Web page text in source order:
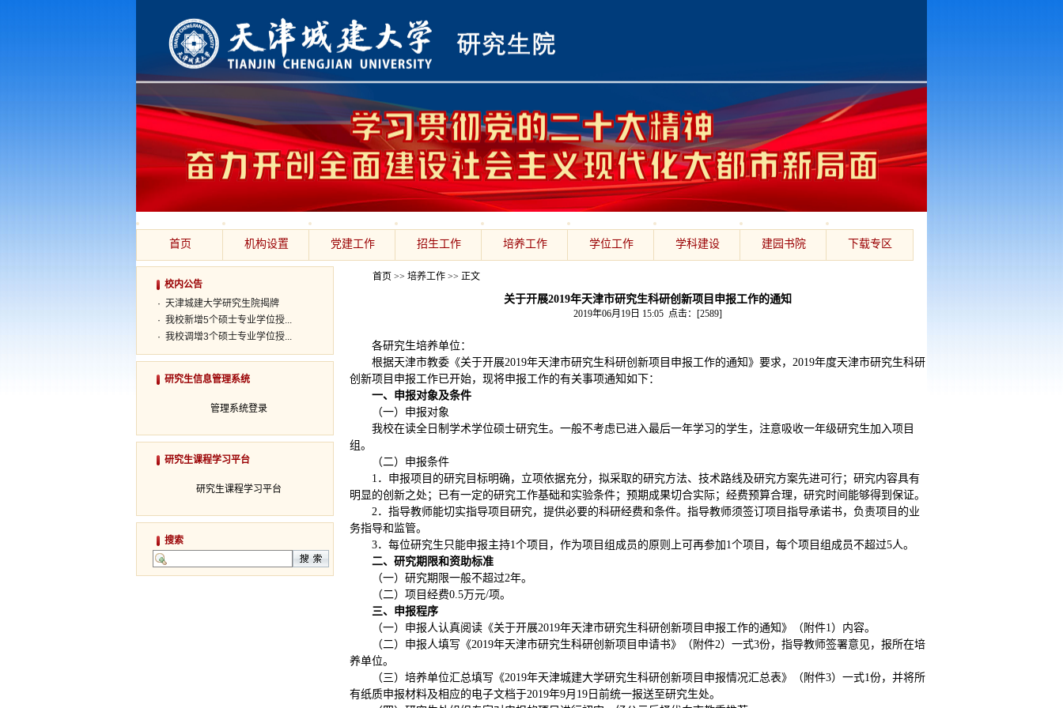
首页 机构设置 党建工作 招生工作 培养工作 学位工作 学科建设 建园书院 下载专区
首页 >> 培养工作 >> 正文
关于开展2019年天津市研究生科研创新项目申报工作的通知
2019年06月19日 15:05 点击：[2589]
各研究生培养单位：
根据天津市教委《关于开展2019年天津市研究生科研创新项目申报工作的通知》要求，2019年度天津市研究生科研
创新项目申报工作已开始，现将申报工作的有关事项通知如下：
一、申报对象及条件
（一）申报对象
我校在读全日制学术学位硕士研究生。一般不考虑已进入最后一年学习的学生，注意吸收一年级研究生加入项目
组。
（二）申报条件
1．申报项目的研究目标明确，立项依据充分，拟采取的研究方法、技术路线及研究方案先进可行；研究内容具有
明显的创新之处；已有一定的研究工作基础和实验条件；预期成果切合实际；经费预算合理，研究时间能够得到保证。
2．指导教师能切实指导项目研究，提供必要的科研经费和条件。指导教师须签订项目指导承诺书，负责项目的业
务指导和监管。
3．每位研究生只能申报主持1个项目，作为项目组成员的原则上可再参加1个项目，每个项目组成员不超过5人。
二、研究期限和资助标准
（一）研究期限一般不超过2年。
（二）项目经费0.5万元/项。
三、申报程序
（一）申报人认真阅读《关于开展2019年天津市研究生科研创新项目申报工作的通知》（附件1）内容。
（二）申报人填写《2019年天津市研究生科研创新项目申请书》（附件2）一式3份，指导教师签署意见，报所在培
养单位。
（三）培养单位汇总填写《2019年天津城建大学研究生科研创新项目申报情况汇总表》（附件3）一式1份，并将所
有纸质申报材料及相应的电子文档于2019年9月19日前统一报送至研究生处。
校内公告
· 天津城建大学研究生院揭牌
· 我校新增5个硕士专业学位授...
· 我校调增3个硕士专业学位授...
研究生信息管理系统
管理系统登录
研究生课程学习平台
研究生课程学习平台
搜索